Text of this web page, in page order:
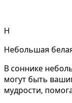
Н
Небольшая
В соннике
могут быть
мудрости,